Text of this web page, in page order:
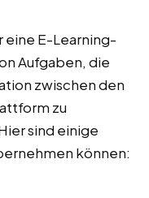
eine E-Learning-
Aufgaben, die
zwischen den
zu
sind einige
können: